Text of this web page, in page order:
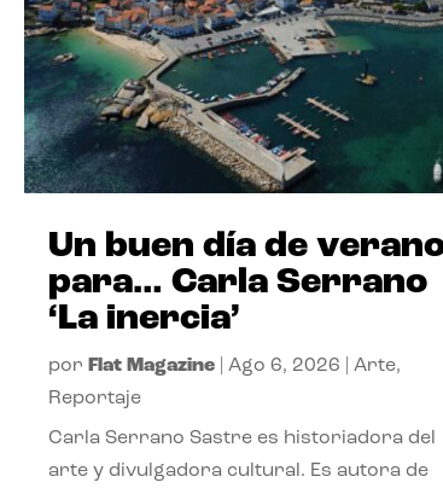
Un buen día de
para… Carla Serrano
‘La inercia’
por Flat Magazine| Ago 6, 2026 Arte,
Reportaje
Carla Serrano Sastre es historiadora del
arte y divulgadora cultural. Es autora de